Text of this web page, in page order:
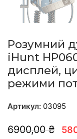
Розумний
iHunt
дисплей,
режими
Артикул: 03095
6900,00 ₴